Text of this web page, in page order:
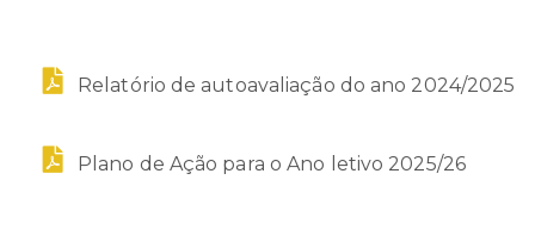
Relatório de autoavaliação do ano 2024/2025
Plano de Ação para o Ano letivo 2025/26